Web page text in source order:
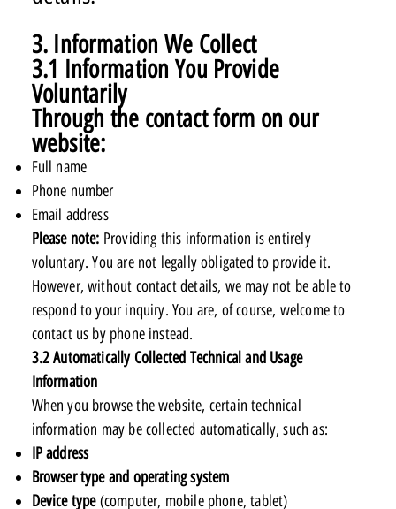
3. Information We Collect
3.1 Information You Provide
Voluntarily
Through the contact form on our
website:
Full name
Phone number
Email address
Please note: Providing this information is entirely
voluntary. You are not legally obligated to provide it.
However, without contact details, we may not be able to
respond to your inquiry. You are, of course, welcome to
contact us by phone instead.
3.2 Automatically Collected Technical and Usage
Information
When you browse the website, certain technical
information may be collected automatically, such as:
IP address
Browser type and operating system
Device type(computer, mobile phone, tablet)